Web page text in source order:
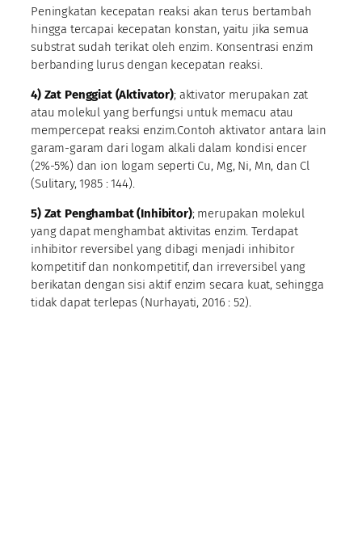
Peningkatan kecepatan reaksi akan terus bertambah
hingga tercapai kecepatan konstan, yaitu jika semua
substrat sudah terikat oleh enzim. Konsentrasi enzim
berbanding lurus dengan kecepatan reaksi.
4) Zat Penggiat (Aktivator); aktivator merupakan zat
atau molekul yang berfungsi untuk memacu atau
mempercepat reaksi enzim.Contoh aktivator antara lain
garam-garam dari logam alkali dalam kondisi encer
(2%-5%) dan ion logam seperti Cu, Mg, Ni, Mn, dan Cl
(Sulitary, 1985 : 144).
5) Zat Penghambat (Inhibitor); merupakan molekul
yang dapat menghambat aktivitas enzim. Terdapat
inhibitor reversibel yang dibagi menjadi inhibitor
kompetitif dan nonkompetitif, dan irreversibel yang
berikatan dengan sisi aktif enzim secara kuat, sehingga
tidak dapat terlepas (Nurhayati, 2016 : 52).